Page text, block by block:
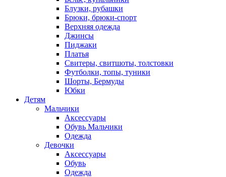
Блузки, рубашки
Брюки, брюки-спорт
Верхняя одежда
Джинсы
Пиджаки
Платья
Свитеры, свитшоты, толстовки
Футболки, топы, туники
Шорты, Бермуды
Юбки
Детям
Мальчики
Аксессуары
Обувь Мальчики
Одежда
Девочки
Аксессуары
Обувь
Одежда